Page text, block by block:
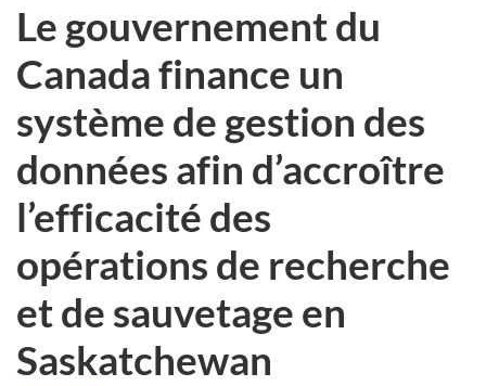
ici :
Le gouvernement du
Canada finance un
système de gestion des
données afin d’accroître
l’efficacité des
opérations de recherche
et de sauvetage en
Saskatchewan